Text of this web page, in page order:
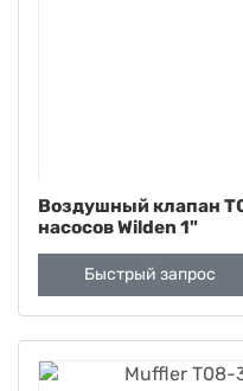
Воздушный клапан
насосов Wilden 1"
Быстрый запрос